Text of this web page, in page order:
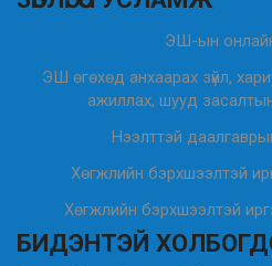
ЭШ-ын онлайн
ЭШ өгөхөд анхаарах зүйл,
ажиллах, шууд
Нээлттэй
Хөгжлийн бэрхшээлтэй
Хөгжлийн бэрхшээлтэй
БИДЭНТЭЙ